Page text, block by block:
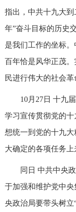
指出，中共十九大
年”奋斗目标的历史
是我们工作的坐标
百年恰是风华正茂
民进行伟大的社会革
10月27日 十九
学习宣传贯彻党的
想统一到党的十九
大确定的各项任务上
同日 中共中央
于加强和维护党中
央政治局要带头树